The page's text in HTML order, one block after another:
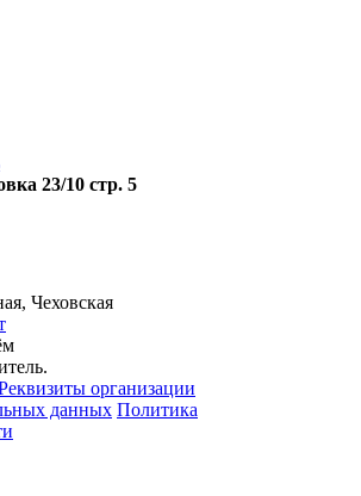
23/10 стр. 5
Чеховская
организации
данных Политика